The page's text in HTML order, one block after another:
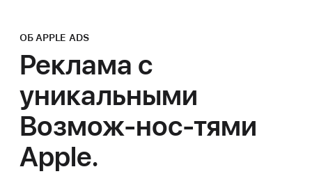
ОБ APPLE ADS
Реклама с
уникальными
Возмож-нос-тями
Apple.